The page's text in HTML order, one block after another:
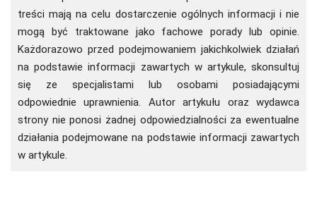
treści mają na celu dostarczenie ogólnych informacji i nie
mogą być traktowane jako fachowe porady lub opinie.
Każdorazowo przed podejmowaniem jakichkolwiek działań
na podstawie informacji zawartych w artykule, skonsultuj
się ze specjalistami lub osobami posiadającymi
odpowiednie uprawnienia. Autor artykułu oraz wydawca
strony nie ponosi żadnej odpowiedzialności za ewentualne
działania podejmowane na podstawie informacji zawartych
w artykule.